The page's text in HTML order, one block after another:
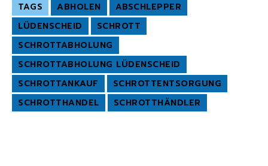
TAGS ABHOLEN
ABSCHLEPPER
LÜDENSCHEID
SCHROTT
SCHROTTABHOLUNG
SCHROTTABHOLUNG LÜDENSCHEID
SCHROTTANKAUF
SCHROTTENTSORGUNG
SCHROTTHANDEL
SCHROTTHÄNDLER